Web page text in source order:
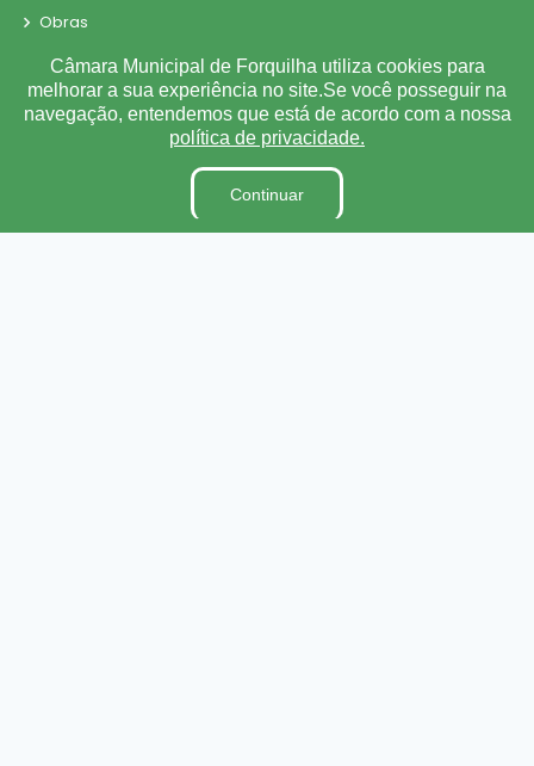
Obras
Fiscal de Contrato
Convênio
Parecer TCE
Pesquisa de Satisfação Ouvidoria/E-sic
Processos Seletivos/Concursos
Câmara Municipal de Forquilha utiliza cookies para
melhorar a sua experiência no site.Se você posseguir na
navegação, entendemos que está de acordo com a nossa
política de privacidade.
Continuar